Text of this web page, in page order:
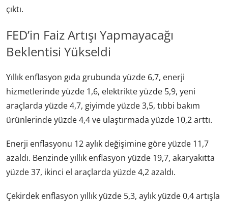
çıktı.
FED’in Faiz Artışı Yapmayacağı
Beklentisi Yükseldi
Yıllık enflasyon gıda grubunda yüzde 6,7, enerji
hizmetlerinde yüzde 1,6, elektrikte yüzde 5,9, yeni
araçlarda yüzde 4,7, giyimde yüzde 3,5, tıbbi bakım
ürünlerinde yüzde 4,4 ve ulaştırmada yüzde 10,2 arttı.
Enerji enflasyonu 12 aylık değişimine göre yüzde 11,7
azaldı. Benzinde yıllık enflasyon yüzde 19,7, akaryakıtta
yüzde 37, ikinci el araçlarda yüzde 4,2 azaldı.
Çekirdek enflasyon yıllık yüzde 5,3, aylık yüzde 0,4 artışla